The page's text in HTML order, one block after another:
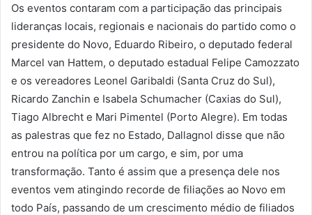
Os eventos contaram com a participação das principais
lideranças locais, regionais e nacionais do partido como o
presidente do Novo, Eduardo Ribeiro, o deputado federal
Marcel van Hattem, o deputado estadual Felipe Camozzato
e os vereadores Leonel Garibaldi (Santa Cruz do Sul),
Ricardo Zanchin e Isabela Schumacher (Caxias do Sul),
Tiago Albrecht e Mari Pimentel (Porto Alegre). Em todas
as palestras que fez no Estado, Dallagnol disse que não
entrou na política por um cargo, e sim, por uma
transformação. Tanto é assim que a presença dele nos
eventos vem atingindo recorde de filiações ao Novo em
todo País, passando de um crescimento médio de filiados